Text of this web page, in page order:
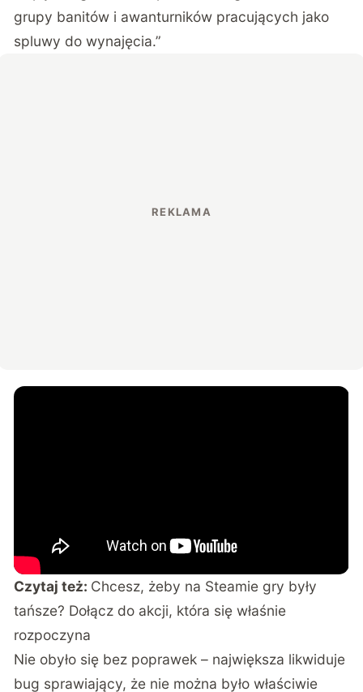
grupy banitów i awanturników pracujących jako
spluwy do wynajęcia.”
Czytaj też: Chcesz, żeby na Steamie gry były
tańsze? Dołącz do akcji, która się właśnie
rozpoczyna
Nie obyło się bez poprawek – największa likwiduje
bug sprawiający, że nie można było właściwie